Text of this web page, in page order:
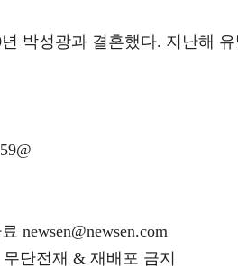
박성광과 결혼했다. 지난해
newsen@newsen.com
단전재 & 재배포 금지